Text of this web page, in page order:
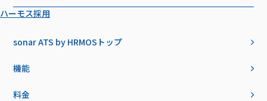
ハーモス採用
sonar ATS by HRMOS トップ
機能
料金